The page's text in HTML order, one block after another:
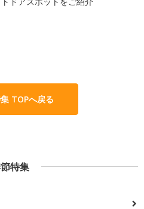
TOPへ戻る
特集